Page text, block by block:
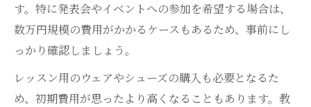
す。特に発表会やイベントへの参加を希望する場合は、
数万円規模の費用がかかるケースもあるため、事前にし
っかり確認しましょう。
レッスン用のウェアやシューズの購入も必要となるた
め、初期費用が思ったより高くなることもあります。教